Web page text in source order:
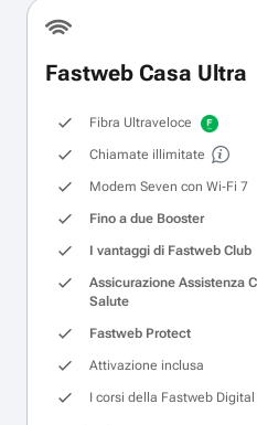
Fastweb Casa Ultra
Fibra Ultraveloce
Chiamate illimitate
Modem Seven con Wi‑Fi 7
Fino a due Booster
I vantaggi di Fastweb Club
Assicurazione Assistenza
Salute
Fastweb Protect
Attivazione inclusa
I corsi della Fastweb